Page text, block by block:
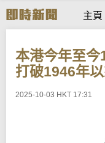
r
c
主頁
本港今年至
打破1946年
2025-10-03 HKT 17:31